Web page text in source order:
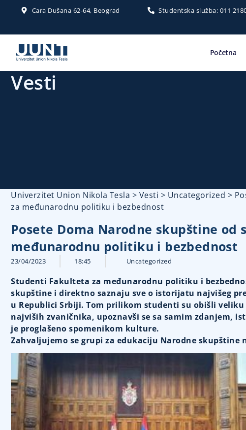
Cara Dušana 62-64, Beograd Studentska služba: 011
Početna
Vesti
Univerzitet Union Nikola Tesla > Vesti > Uncategorized >
za međunarodnu politiku i bezbednost
Posete Doma Narodne skupštine
međunarodnu politiku i bezbednost
23/04/2023 18:45 Uncategorized
Studenti Fakulteta za međunarodnu politiku i
skupštine i direktno saznaju sve o istorijatu najvišeg
u Republici Srbiji. Tom prilikom studenti su obišli
najviših zvaničnika, upoznavši se sa samim zdanjem,
je proglašeno spomenikom kulture.
Zahvaljujemo se grupi za edukaciju Narodne